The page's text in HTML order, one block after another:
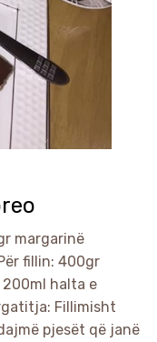
margarinë
fillin: 400gr
200ml halta e
Fillimisht
pjesët që janë